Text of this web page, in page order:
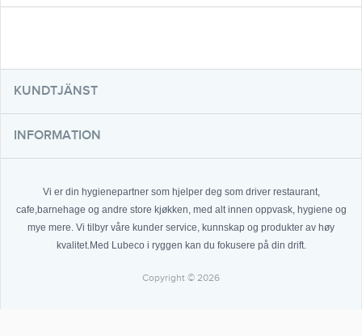
KUNDTJÄNST
INFORMATION
Vi er din hygienepartner som hjelper deg som driver restaurant,
cafe,barnehage og andre store kjøkken, med alt innen oppvask, hygiene og
mye mere. Vi tilbyr våre kunder service, kunnskap og produkter av høy
kvalitet.Med Lubeco i ryggen kan du fokusere på din drift.
Copyright © 2026